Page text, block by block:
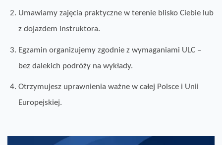
Umawiamy zajęcia praktyczne w terenie blisko Ciebie lub
z dojazdem instruktora.
Egzamin organizujemy zgodnie z wymaganiami ULC –
bez dalekich podróży na wykłady.
Otrzymujesz uprawnienia ważne w całej Polsce i Unii
Europejskiej.